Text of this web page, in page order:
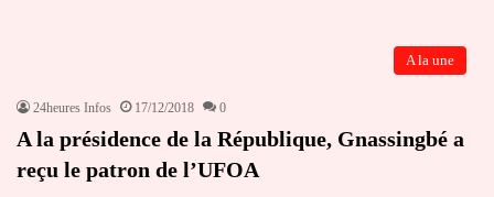
A la une
24heures Infos 17/12/2018 0
A la présidence de la République, Gnassingbé a
reçu le patron de l’UFOA